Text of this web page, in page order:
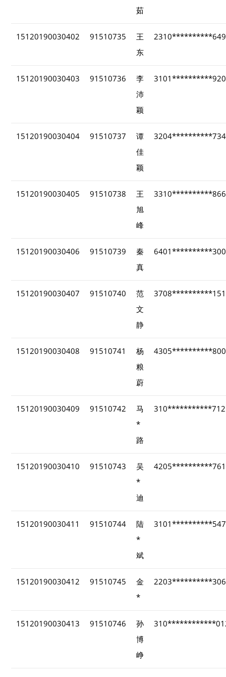
茹
15120190030402 91510735
王
东
15120190030403 91510736
李
沛
颖
15120190030404 91510737
谭
佳
颖
15120190030405 91510738
王
旭
峰
15120190030406 91510739
秦
真
15120190030407 91510740
范
文
静
15120190030408 91510741
杨
粮
蔚
15120190030409 91510742
马
*
路
15120190030410 91510743
吴
*
迪
15120190030411 91510744
陆
*
斌
15120190030412 91510745
金
*
15120190030413 91510746
孙
博
峥